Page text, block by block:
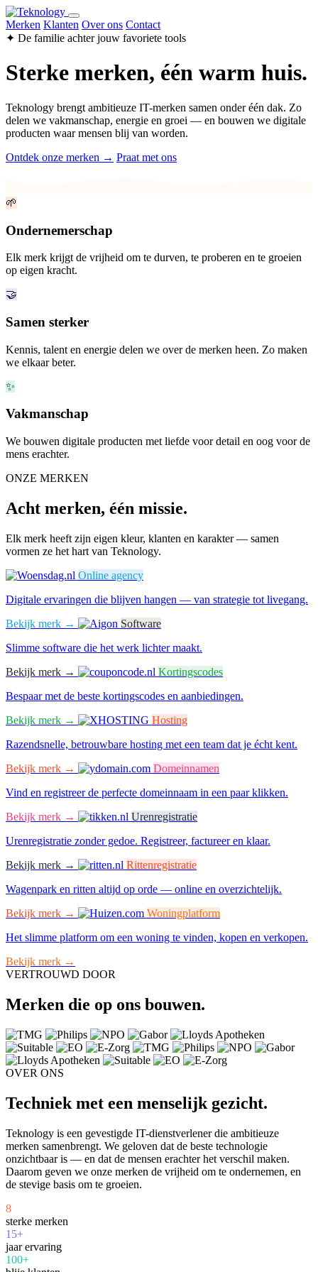
Merken Klanten Over ons Contact
✦ De familie achter jouw favoriete tools
Sterke merken, één warm huis.
Teknology brengt ambitieuze IT-merken samen onder één dak. Zo
delen we vakmanschap, energie en groei — en bouwen we digitale
producten waar mensen blij van worden.
Ontdek onze merken → Praat met ons
🌱
Ondernemerschap
Elk merk krijgt de vrijheid om te durven, te proberen en te groeien
op eigen kracht.
🤝
Samen sterker
Kennis, talent en energie delen we over de merken heen. Zo maken
we elkaar beter.
✨
Vakmanschap
We bouwen digitale producten met liefde voor detail en oog voor de
mens erachter.
ONZE MERKEN
Acht merken, één missie.
Elk merk heeft zijn eigen kleur, klanten en karakter — samen
vormen ze het hart van Teknology.
Online agency
Digitale ervaringen die blijven hangen — van strategie tot livegang.
Bekijk merk →
Software
Slimme software die het werk lichter maakt.
Bekijk merk →
Kortingscodes
Bespaar met de beste kortingscodes en aanbiedingen.
Bekijk merk →
Hosting
Razendsnelle, betrouwbare hosting met een team dat je écht kent.
Bekijk merk →
Domeinnamen
Vind en registreer de perfecte domeinnaam in een paar klikken.
Bekijk merk →
Urenregistratie
Urenregistratie zonder gedoe. Registreer, factureer en klaar.
Bekijk merk →
Rittenregistratie
Wagenpark en ritten altijd op orde — online en overzichtelijk.
Bekijk merk →
Woningplatform
Het slimme platform om een woning te vinden, kopen en verkopen.
Bekijk merk →
VERTROUWD DOOR
Merken die op ons bouwen.
OVER ONS
Techniek met een menselijk gezicht.
Teknology is een gevestigde IT-dienstverlener die ambitieuze
merken samenbrengt. We geloven dat de beste technologie
onzichtbaar is — en dat de mensen erachter het verschil maken.
Daarom geven we onze merken de vrijheid om te ondernemen, en
de stevige basis om te groeien.
8
sterke merken
15+
jaar ervaring
100+